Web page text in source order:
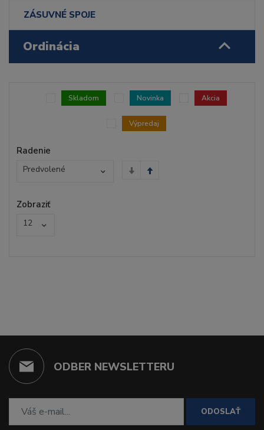
ZÁSUVNÉ SPOJE
Ordinácia
Skladom Novinka Akcia
Výpredaj
Radenie
Predvolené
Zobraziť
12
ODBER NEWSLETTERU
ODOSLAŤ